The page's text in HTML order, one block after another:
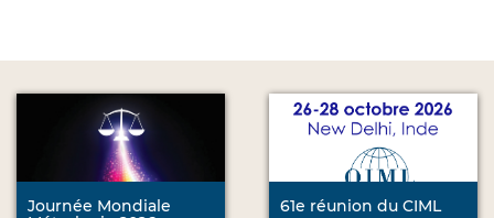
Journée Mondiale
61e réunion du CIML